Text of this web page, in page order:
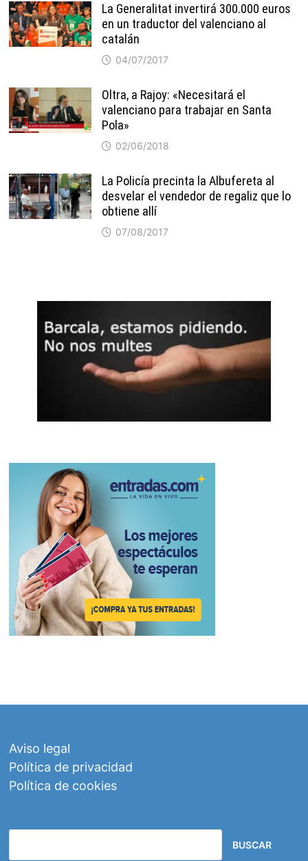
La Generalitat invertirá 300.000 euros
en un traductor del valenciano al
catalán
04/07/2017
Oltra, a Rajoy: «Necesitará el
valenciano para trabajar en Santa
Pola»
02/06/2018
La Policía precinta la Albufereta al
desvelar el vendedor de regaliz que lo
obtiene allí
07/08/2017
Aviso legal
Política de privacidad
Política de cookies
BUSCAR